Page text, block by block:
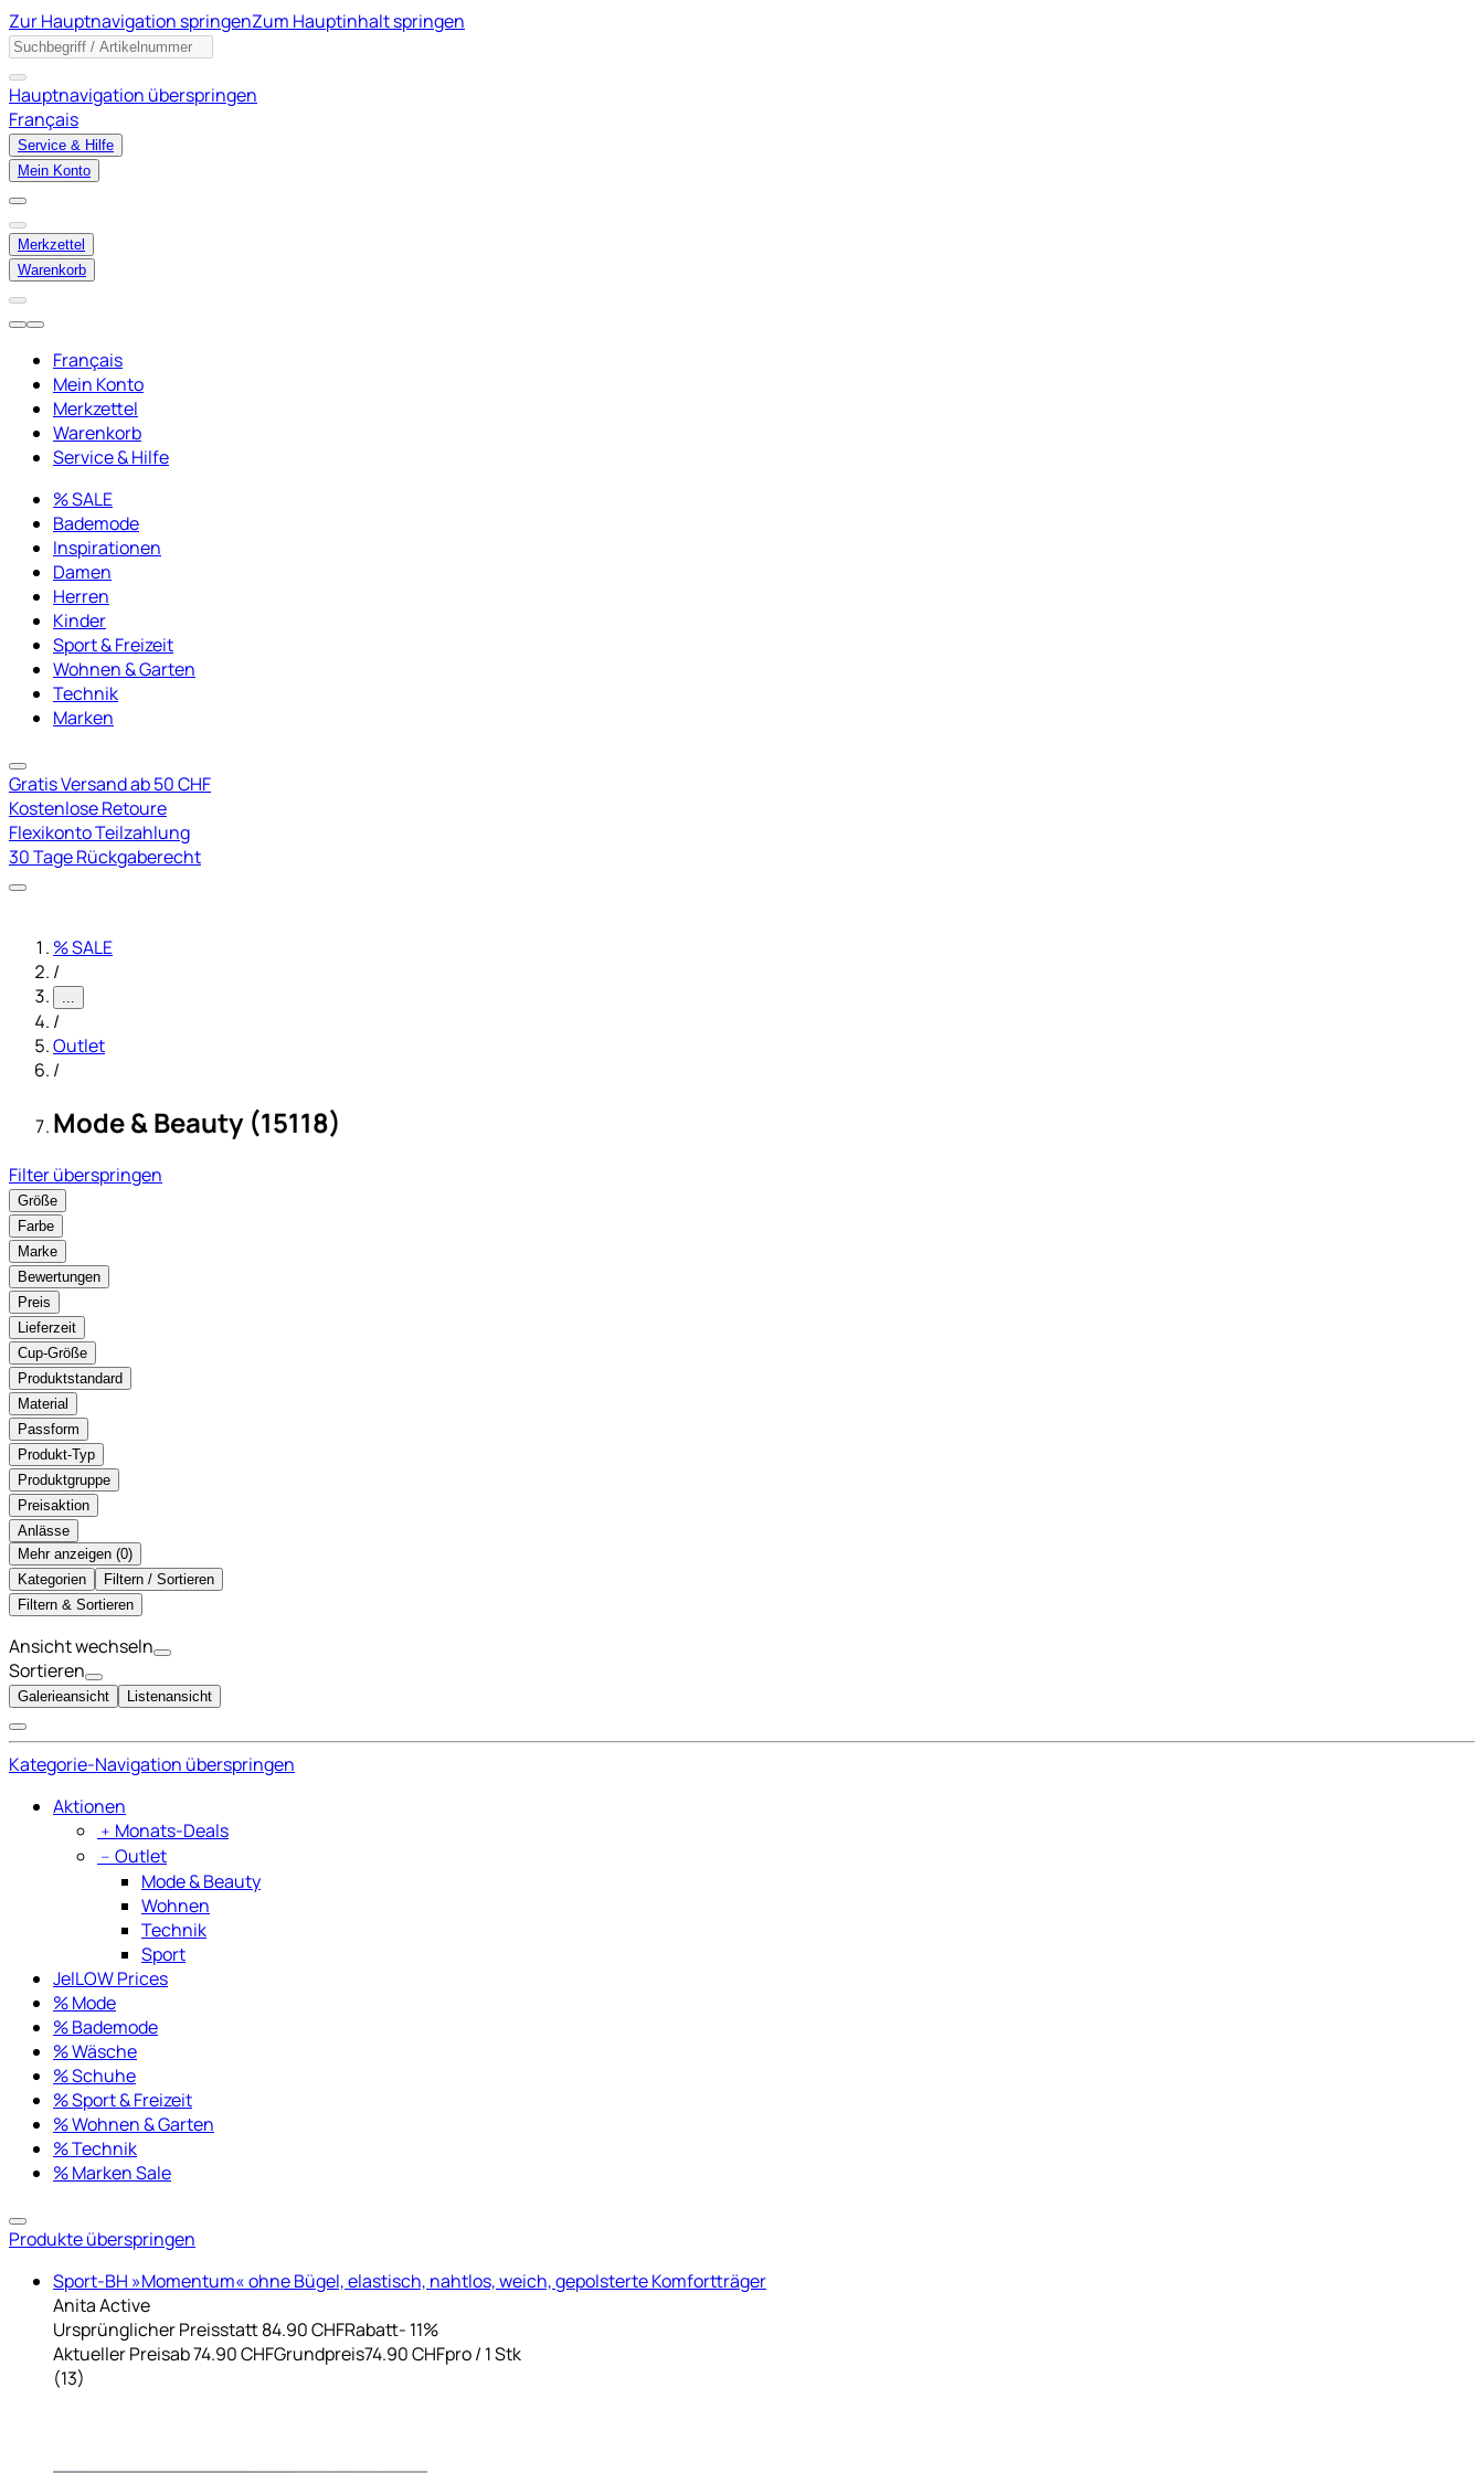
Zur Hauptnavigation springenZum Hauptinhalt springen
Hauptnavigation überspringen
Français
Service & Hilfe
Mein Konto
Merkzettel
Warenkorb
Français
Mein Konto
Merkzettel
Warenkorb
Service & Hilfe
% SALE
Bademode
Inspirationen
Damen
Herren
Kinder
Sport & Freizeit
Wohnen & Garten
Technik
Marken
Gratis Versand ab 50 CHF
Kostenlose Retoure
Flexikonto Teilzahlung
30 Tage Rückgaberecht
% SALE
/
...
/
Outlet
/
Mode & Beauty (15118)
Filter überspringen
Größe
Farbe
Marke
Bewertungen
Preis
Lieferzeit
Cup-Größe
Produktstandard
Material
Passform
Produkt-Typ
Produktgruppe
Preisaktion
Anlässe
Mehr anzeigen ( )
Kategorien
Filtern / Sortieren
Filtern & Sortieren
Ansicht wechseln
Sortieren
Galerieansicht Listenansicht
Kategorie-Navigation überspringen
Aktionen
﹢ Monats-Deals
﹣ Outlet
Mode & Beauty
Wohnen
Technik
Sport
JelLOW Prices
% Mode
% Bademode
% Wäsche
% Schuhe
% Sport & Freizeit
% Wohnen & Garten
% Technik
% Marken Sale
Produkte überspringen
Sport-BH »Momentum« ohne Bügel, elastisch, nahtlos, weich, gepolsterte Komfortträger
Anita Active
Ursprünglicher Preisstatt 84.90 CHFRabatt- 11%
Aktueller Preisab74.90 CHFGrundpreis74.90 CHFpro/ 1 Stk
(13)